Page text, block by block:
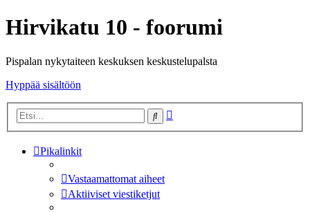
Hirvikatu 10 - foorumi
Pispalan nykytaiteen keskuksen keskustelupalsta
Hyppää sisältöön
Etsi
Pikalinkit
Vastaamattomat aiheet
Aktiiviset viestiketjut